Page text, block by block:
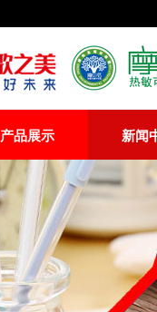
产品展示 新闻